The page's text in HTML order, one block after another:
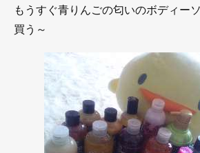
もうすぐ青りんごの匂いのボディー
買う～